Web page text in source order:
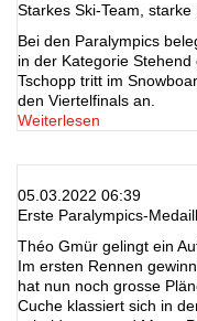
Starkes Ski-Team,
Bei den Paralympics
in der Kategorie
Tschopp tritt im
den Viertelfinals an.
Weiterlesen
05.03.2022 06:39
Erste Paralympics-
Théo Gmür gelingt ein
Im ersten Rennen
hat nun noch grosse
Cuche klassiert sich in